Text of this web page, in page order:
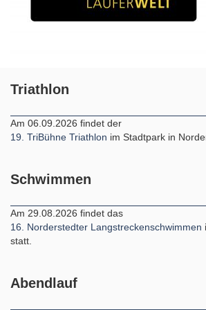
Triathlon
Am 06.09.2026 findet der
19. TriBühne Triathlon im Stadtpark in
Schwimmen
Am 29.08.2026 findet das
16. Norderstedter Langstreckenschwimmen
statt.
Abendlauf